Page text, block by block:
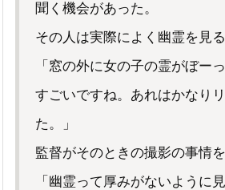
聞く機会があった。
その人は実際によく幽霊を見
「窓の外に女の子の霊がぼー
すごいですね。あれはかなり
た。」
監督がそのときの撮影の事情
「幽霊って厚みがないように